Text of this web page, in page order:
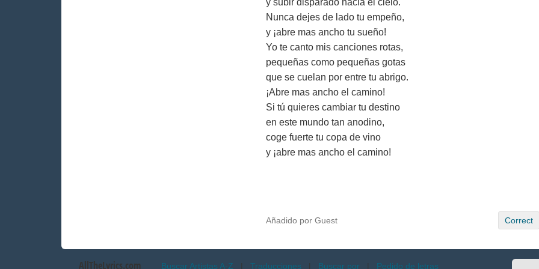
y subir disparado hacia el cielo.
Nunca dejes de lado tu empeño,
y ¡abre mas ancho tu sueño!
Yo te canto mis canciones rotas,
pequeñas como pequeñas gotas
que se cuelan por entre tu abrigo.
¡Abre mas ancho el camino!
Si tú quieres cambiar tu destino
en este mundo tan anodino,
coge fuerte tu copa de vino
y ¡abre mas ancho el camino!
Añadido por Guest Correct
AllTheLyrics.com Buscar Artistas A-Z | Traducciones | Buscar por | Pedido de letras